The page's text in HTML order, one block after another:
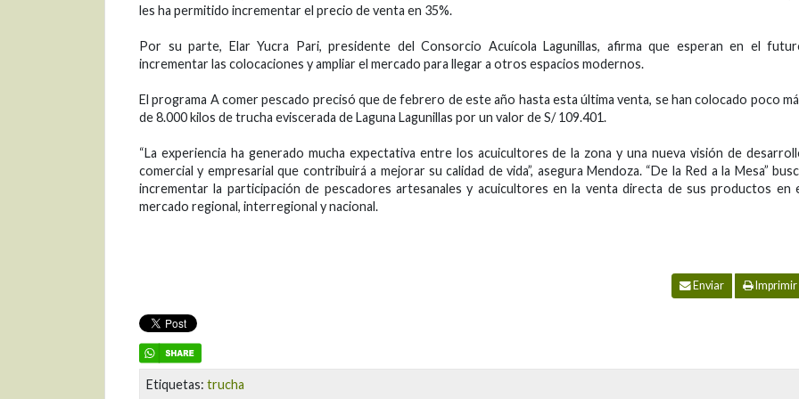
les ha permitido incrementar el precio de venta en 35%.
Por su parte, Elar Yucra Pari, presidente del Consorcio Acuícola Lagunillas, afirma que esperan en el
incrementar las colocaciones y ampliar el mercado para llegar a otros espacios modernos.
El programa A comer pescado precisó que de febrero de este año hasta esta última venta, se han colocado poco
de 8.000 kilos de trucha eviscerada de Laguna Lagunillas por un valor de S/ 109.401.
“La experiencia ha generado mucha expectativa entre los acuicultores de la zona y una nueva visión de
comercial y empresarial que contribuirá a mejorar su calidad de vida”, asegura Mendoza. “De la Red a la Mesa”
incrementar la participación de pescadores artesanales y acuicultores en la venta directa de sus productos en
mercado regional, interregional y nacional.
Enviar Imprimir
Etiquetas: trucha